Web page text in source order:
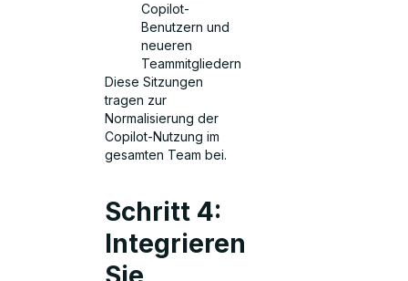
Copilot-
Benutzern und
neueren
Teammitgliedern
Diese Sitzungen
tragen zur
Normalisierung der
Copilot-Nutzung im
gesamten Team bei.
Schritt 4:
Integrieren